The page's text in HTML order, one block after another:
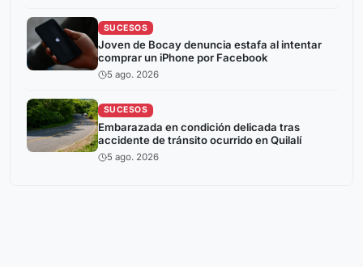
SUCESOS
Joven de Bocay denuncia estafa al intentar
comprar un iPhone por Facebook
5 ago. 2026
SUCESOS
Embarazada en condición delicada tras
accidente de tránsito ocurrido en Quilalí
5 ago. 2026